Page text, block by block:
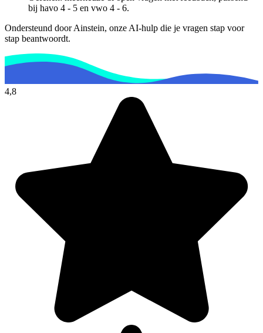
bij havo 4 - 5 en vwo 4 - 6.
Ondersteund door Ainstein, onze AI-hulp die je vragen stap voor
stap beantwoordt.
4,8